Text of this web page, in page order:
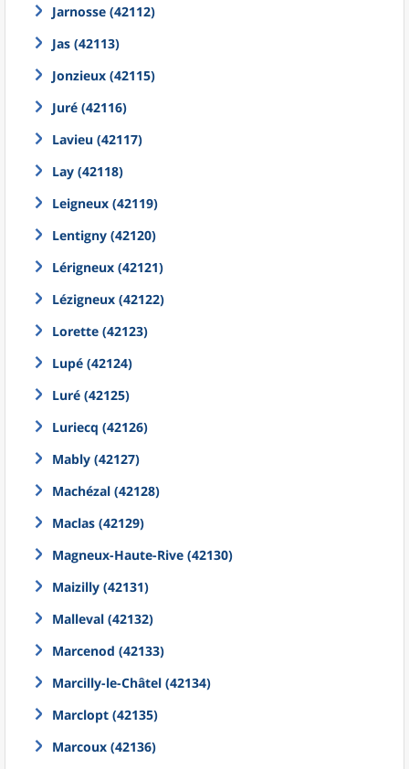
Jarnosse (42112)
Jas (42113)
Jonzieux (42115)
Juré (42116)
Lavieu (42117)
Lay (42118)
Leigneux (42119)
Lentigny (42120)
Lérigneux (42121)
Lézigneux (42122)
Lorette (42123)
Lupé (42124)
Luré (42125)
Luriecq (42126)
Mably (42127)
Machézal (42128)
Maclas (42129)
Magneux-Haute-Rive (42130)
Maizilly (42131)
Malleval (42132)
Marcenod (42133)
Marcilly-le-Châtel (42134)
Marclopt (42135)
Marcoux (42136)